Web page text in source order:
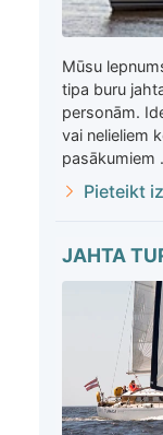
Mūsu
tipa buru
personām.
vai nelieliem
pasākumiem
Pieteikt
JAHTA